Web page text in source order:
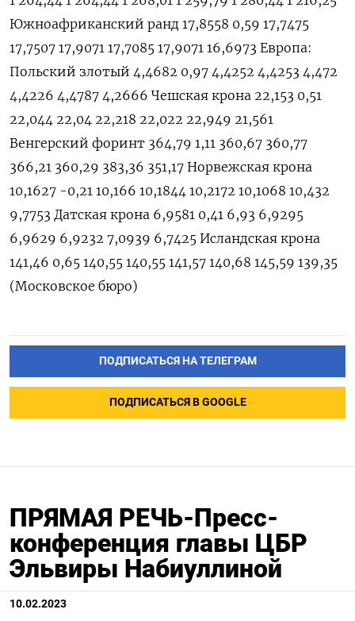
Южноафриканский ранд 17,8558 0,59 17,7475
17,7507 17,9071 17,7085 17,9071 16,6973 Европа:
Польский злотый 4,4682 0,97 4,4252 4,4253 4,472
4,4226 4,4787 4,2666 Чешская крона 22,153 0,51
22,044 22,04 22,218 22,022 22,949 21,561
Венгерский форинт 364,79 1,11 360,67 360,77
366,21 360,29 383,36 351,17 Норвежская крона
10,1627 -0,21 10,166 10,1844 10,2172 10,1068 10,432
9,7753 Датская крона 6,9581 0,41 6,93 6,9295
6,9629 6,9232 7,0939 6,7425 Исландская крона
141,46 0,65 140,55 140,55 141,57 140,68 145,59 139,35
(Московское бюро)
ПОДПИСАТЬСЯ НА ТЕЛЕГРАМ
ПОДПИСАТЬСЯ В GOOGLE
ПРЯМАЯ РЕЧЬ-Пресс-
конференция главы ЦБР
Эльвиры Набиуллиной
10.02.2023